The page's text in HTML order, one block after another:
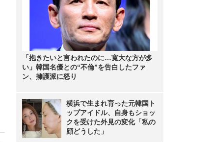
「抱きたいと言われたのに…寛大な方が多
い」韓国名優との“不倫”を告白したファ
ン、擁護派に怒り
横浜で生まれ育った元韓国ト
ップアイドル、自身もショッ
クを受けた外見の変化「私の
顔どうした」